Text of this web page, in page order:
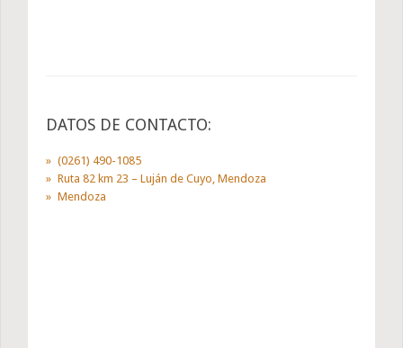
DATOS DE CONTACTO:
(0261) 490-1085
Ruta 82 km 23 – Luján de Cuyo, Mendoza
Mendoza